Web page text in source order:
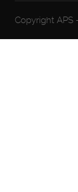
Copyright APS